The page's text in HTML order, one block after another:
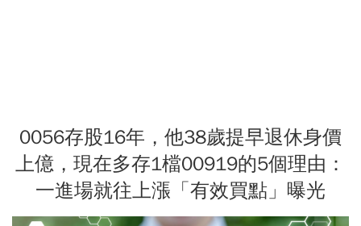
0056存股16年，他38歲提早退休身價
上億，現在多存1檔00919的5個理由：
一進場就往上漲「有效買點」曝光